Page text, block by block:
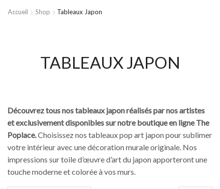
Accueil Shop Tableaux Japon
TABLEAUX JAPON
Découvrez tous nos tableaux japon réalisés par nos artistes
et exclusivement disponibles sur notre boutique en ligne The
Poplace.Choisissez nos tableaux pop art japon pour sublimer
votre intérieur avec une décoration murale originale. Nos
impressions sur toile d’œuvre d’art du japon apporteront une
touche moderne et colorée à vos murs.